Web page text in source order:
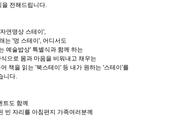
전해드립니다.
연명상 스테이',
는 '멍 스테이', 어디서도
예술밥상' 특별식과 함께 하는
으로 몸과 마음을 비워내고 채우는
책을 읽는 '북스테이' 등 내가 원하는 '스테이'를
니다.
트도 함께
빈 자리를 아침편지 가족여러분께